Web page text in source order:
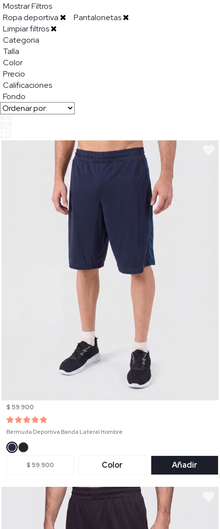
Mostrar Filtros
Ropa deportiva
Pantalonetas
Limpiar filtros
Categoria
Talla
Color
Precio
Calificaciones
Fondo
$ 59.900
Bermuda Deportiva Banda Lateral Hombre
$ 59.900 Color Añadir